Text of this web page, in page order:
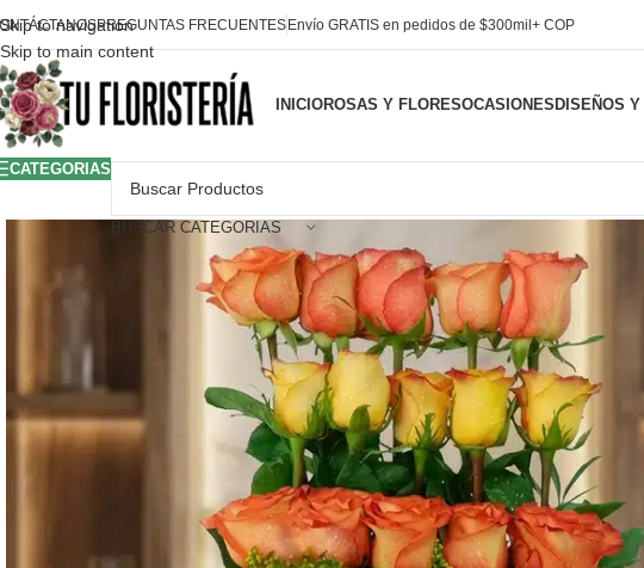
Skip to navigation
Skip to main content
PREGUNTAS FRECUENTESEnvío GRATIS en pedidos de $300mil+ COP
INICIOROSAS Y FLORESOCASIONESDISEÑOS
CATEGORIAS
BUSCAR CATEGORIAS